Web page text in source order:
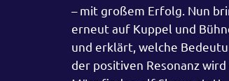
– mit großem Erfolg. Nun
erneut auf Kuppel und
und erklärt, welche
der positiven Resonanz